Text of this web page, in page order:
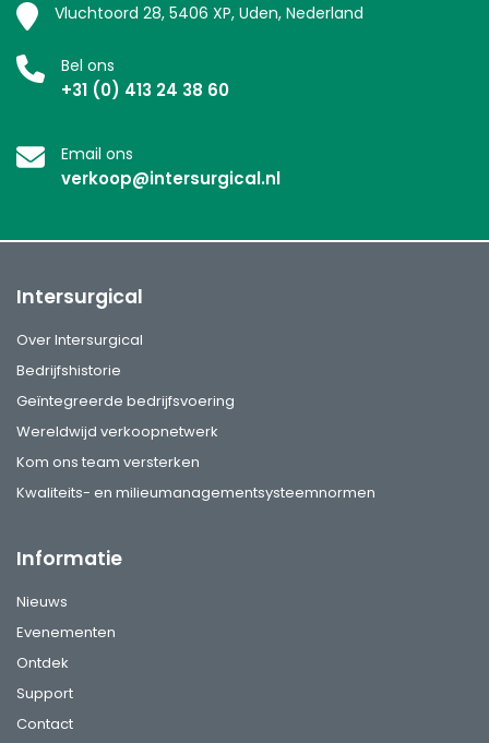
Vluchtoord 28, 5406 XP, Uden, Nederland
Bel ons
+31 (0) 413 24 38 60
Email ons
verkoop@intersurgical.nl
Intersurgical
Over Intersurgical
Bedrijfshistorie
Geïntegreerde bedrijfsvoering
Wereldwijd verkoopnetwerk
Kom ons team versterken
Kwaliteits- en milieumanagementsysteemnormen
Informatie
Nieuws
Evenementen
Ontdek
Support
Contact